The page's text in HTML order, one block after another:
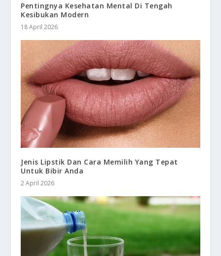
Pentingnya Kesehatan Mental Di Tengah
Kesibukan Modern
18 April 2026
Jenis Lipstik Dan Cara Memilih Yang Tepat
Untuk Bibir Anda
2 April 2026